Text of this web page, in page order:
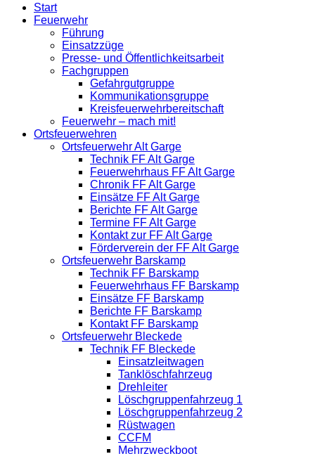
Start
Feuerwehr
Führung
Einsatzzüge
Presse- und Öffentlichkeitsarbeit
Fachgruppen
Gefahrgutgruppe
Kommunikationsgruppe
Kreisfeuerwehrbereitschaft
Feuerwehr – mach mit!
Ortsfeuerwehren
Ortsfeuerwehr Alt Garge
Technik FF Alt Garge
Feuerwehrhaus FF Alt Garge
Chronik FF Alt Garge
Einsätze FF Alt Garge
Berichte FF Alt Garge
Termine FF Alt Garge
Kontakt zur FF Alt Garge
Förderverein der FF Alt Garge
Ortsfeuerwehr Barskamp
Technik FF Barskamp
Feuerwehrhaus FF Barskamp
Einsätze FF Barskamp
Berichte FF Barskamp
Kontakt FF Barskamp
Ortsfeuerwehr Bleckede
Technik FF Bleckede
Einsatzleitwagen
Tanklöschfahrzeug
Drehleiter
Löschgruppenfahrzeug 1
Löschgruppenfahrzeug 2
Rüstwagen
CCFM
Mehrzweckboot